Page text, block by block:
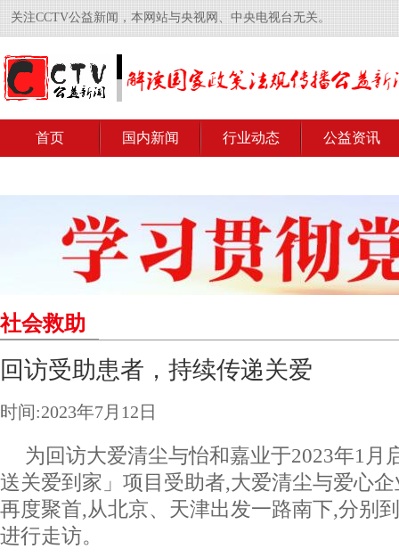
关注CCTV公益新闻，本网站与央视网、中央电视台无关。
首页 国内新闻 行业动态 公益资讯
社会救助
回访受助患者，持续传递关爱
时间:2023年7月12日
为回访大爱清尘与怡和嘉业于2023年1月
送关爱到家」项目受助者,大爱清尘与爱心
再度聚首,从北京、天津出发一路南下,分别
进行走访。